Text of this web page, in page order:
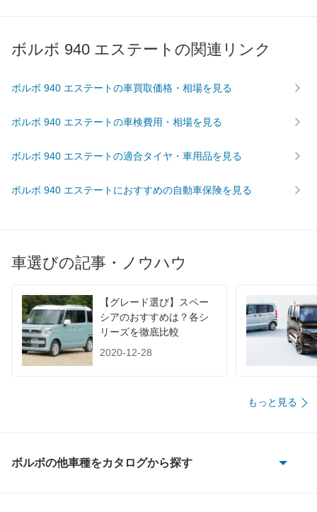
過給機 TB TB
前輪サイズ 195/65R15 195/65R15 205/
燃費
WLTC/郊外 - -
60km定地 -
装備オプション
ボルボ 940 エステートの関連リンク
ボルボ 940 エステートの車買取価格・相場を見る
ボルボ 940 エステートの車検費用・相場を見る
ボルボ 940 エステートの適合タイヤ・車用品を見る
ボルボ 940 エステートにおすすめの自動車保険を見る
車選びの記事・ノウハウ
【グレード選び】スペー
シアのおすすめは？各シ
リーズを徹底比較
2020-12-28
もっと見る
ボルボの他車種をカタログから探す